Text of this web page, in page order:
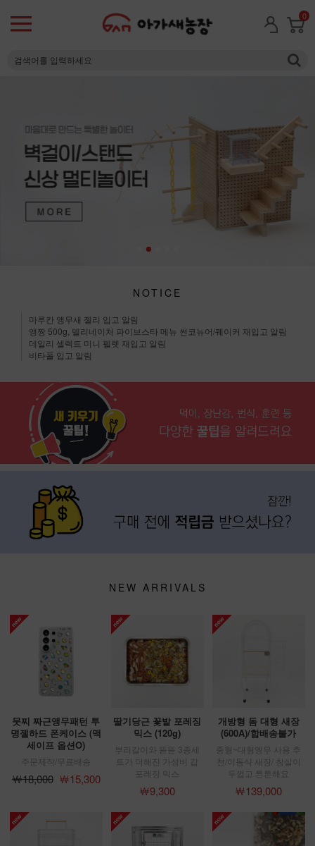
0
NOTICE
마루칸 앵무새 젤리 입고 알림
앵짱 500g, 델리네이처 파이브스타 메뉴 썬코뉴어/퀘이커 재입고 알림
데일리 셀렉트 미니 펠렛 재입고 알림
비타폴 입고 알림
NEW ARRIVALS
뭇찌 짜근앵무패턴 투
명젤하드 폰케이스 (맥
세이프 옵션O)
주문제작/무료배송
￦18,000￦15,300
딸기당근 꽃밭 포레징
믹스 (120g)
부리갈이와 뜯뜯 3종세
트가 더해진 가성비 갑
포레징 믹스
￦9,300
개방형 돔 대형 새장
(600A)/합배송불가
중형~대형앵무 사용 추
천/이동식 새장/ 창살이
두껍고 튼튼해요
￦139,000